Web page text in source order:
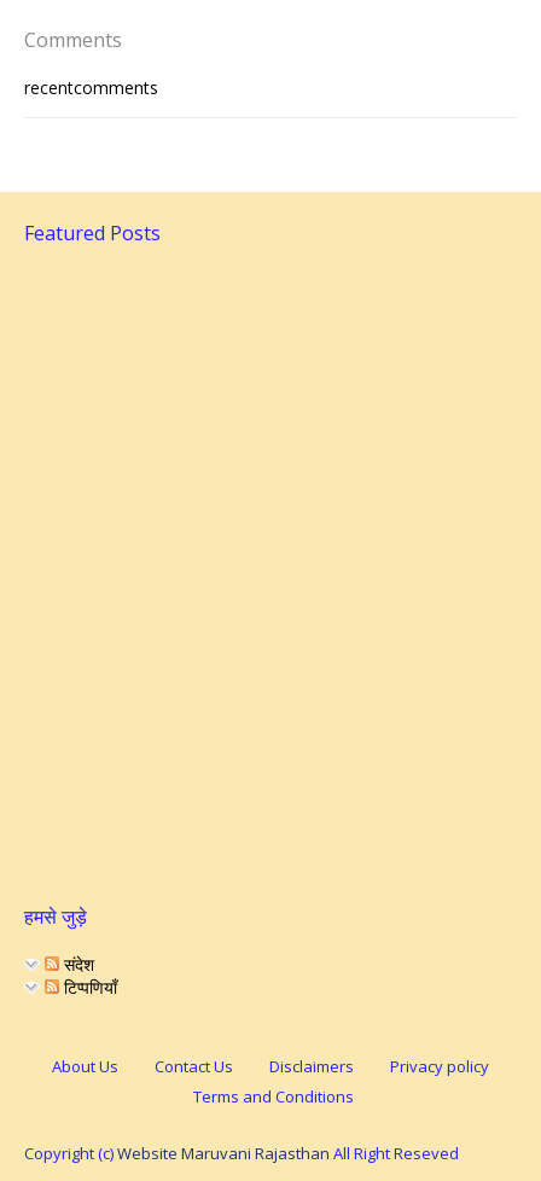
Comments
recentcomments
Featured Posts
हमसे जुड़े
संदेश
टिप्पणियाँ
About Us Contact Us Disclaimers
Privacy policy
Terms and Conditions
Copyright (c)Website Maruvani Rajasthan All Right Reseved